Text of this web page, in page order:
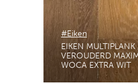
#Eiken
EIKEN
VEROUDERD
WOCA EXTRA WIT